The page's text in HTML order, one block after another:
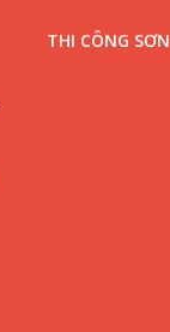
THI CÔNG SƠN